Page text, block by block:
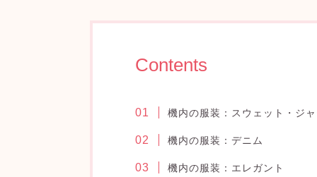
Contents
機内の服装：スウェット・ジ
機内の服装：デニム
機内の服装：エレガント